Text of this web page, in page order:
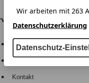
Hilfe
Kontakt
Wir arbeiten mit 263
Datenschutzerklärung
Datenschutz-